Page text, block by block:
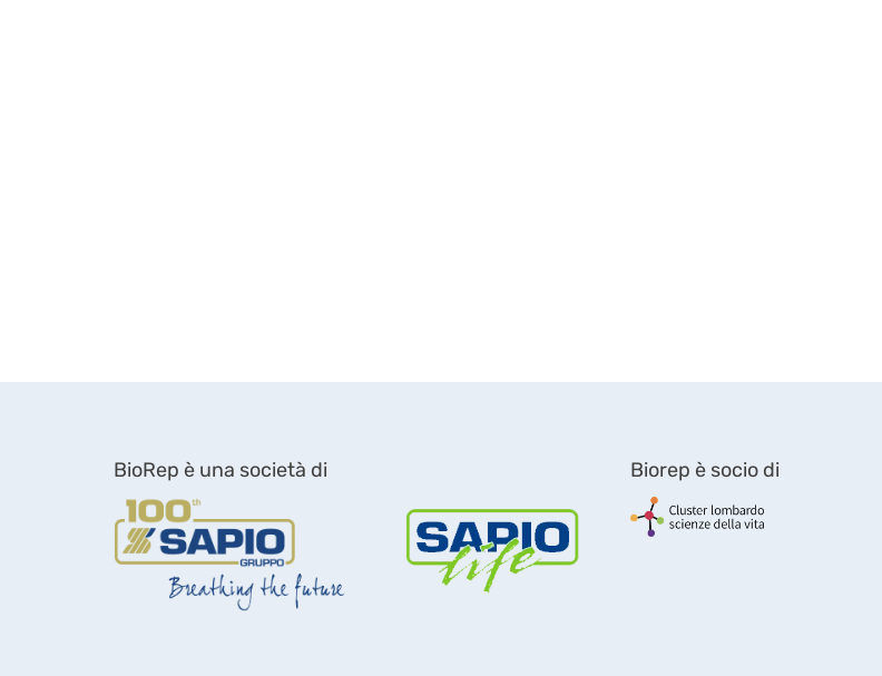
BioRep è una società di Biorep è socio di